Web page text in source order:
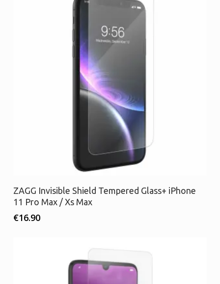
Προσθήκη στο καλάθι
ZAGG Invisible Shield Tempered Glass+ iPhone
11 Pro Max / Xs Max
€16.90